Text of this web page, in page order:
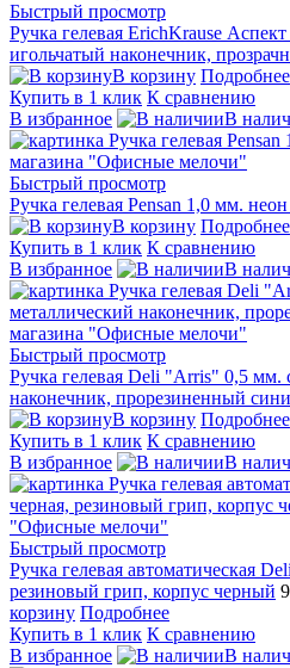
Быстрый просмотр
Ручка гелевая ErichKrause
игольчатый наконечник,
В корзину Подробнее
Купить в 1 клик К сравнению
В избранное
В
Быстрый просмотр
Ручка гелевая Pensan 1,0 мм. неон
В корзину Подробнее
Купить в 1 клик К сравнению
В избранное
В
Быстрый просмотр
Ручка гелевая Deli "Arris" 0,5 мм.
наконечник, прорезиненный
В корзину Подробнее
Купить в 1 клик К сравнению
В избранное
В
Быстрый просмотр
Ручка гелевая автоматическая
резиновый грип, корпус черный
корзину Подробнее
Купить в 1 клик К сравнению
В избранное
В